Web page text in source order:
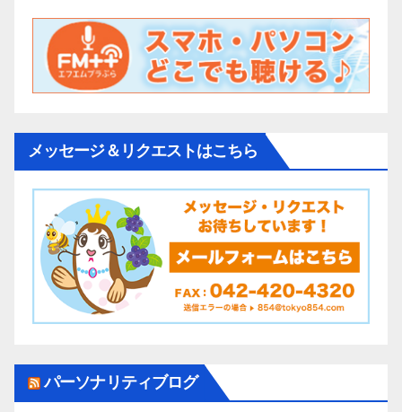
メッセージ＆リクエストはこちら
パーソナリティブログ